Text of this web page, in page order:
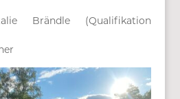
Brändle (Qualifikation